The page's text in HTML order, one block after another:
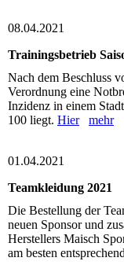
08.04.2021
Trainingsbetrieb
Nach dem Beschluss
Verordnung eine
Inzidenz in einem
100 liegt. Hier mehr
01.04.2021
Teamkleidung 2021
Die Bestellung der
neuen Sponsor und
Herstellers Maisch
am besten